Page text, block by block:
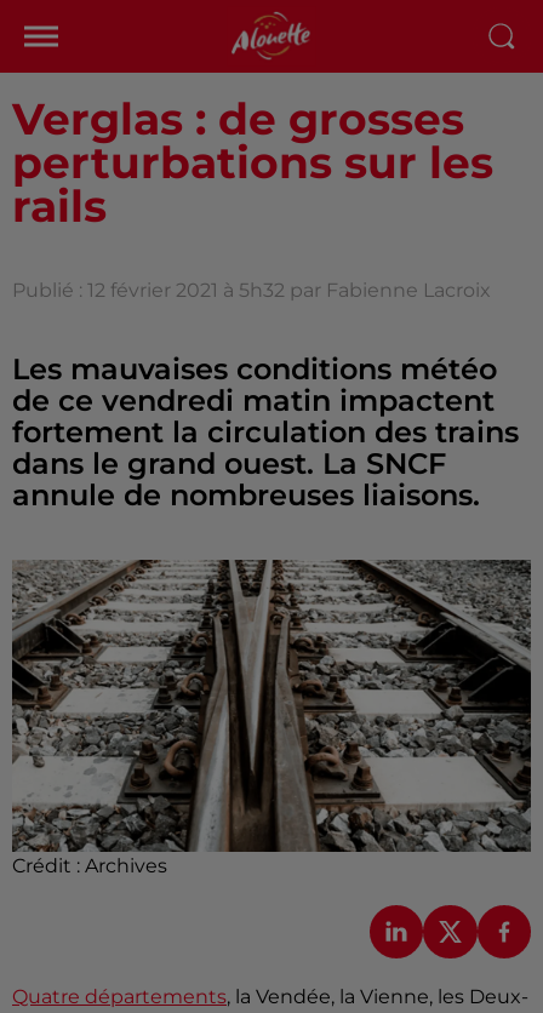
Verglas : de grosses
perturbations sur les
rails
Publié : 12 février 2021 à 5h32 par Fabienne Lacroix
Les mauvaises conditions météo
de ce vendredi matin impactent
fortement la circulation des trains
dans le grand ouest. La SNCF
annule de nombreuses liaisons.
Crédit : Archives
Quatre départements, la Vendée, la Vienne, les Deux-